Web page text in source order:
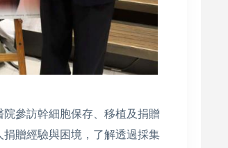
參訪幹細胞保存、移植及捐贈
贈經驗與困境，了解透過採集